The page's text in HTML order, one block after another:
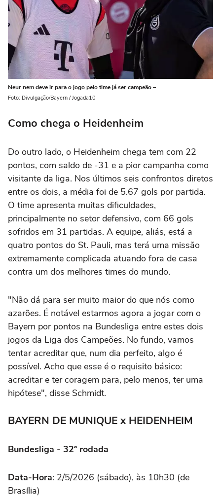
Neur nem deve ir para o jogo pelo time já ser campeão –
Foto: Divulgação/Bayern / Jogada10
Como chega o Heidenheim
Do outro lado, o Heidenheim chega tem com 22
pontos, com saldo de -31 e a pior campanha como
visitante da liga. Nos últimos seis confrontos diretos
entre os dois, a média foi de 5.67 gols por partida.
O time apresenta muitas dificuldades,
principalmente no setor defensivo, com 66 gols
sofridos em 31 partidas. A equipe, aliás, está a
quatro pontos do St. Pauli, mas terá uma missão
extremamente complicada atuando fora de casa
contra um dos melhores times do mundo.
"Não dá para ser muito maior do que nós como
azarões. É notável estarmos agora a jogar com o
Bayern por pontos na Bundesliga entre estes dois
jogos da Liga dos Campeões. No fundo, vamos
tentar acreditar que, num dia perfeito, algo é
possível. Acho que esse é o requisito básico:
acreditar e ter coragem para, pelo menos, ter uma
hipótese", disse Schmidt.
BAYERN DE MUNIQUE x HEIDENHEIM
Bundesliga - 32ª rodada
Data-Hora: 2/5/2026 (sábado), às 10h30 (de
Brasília)